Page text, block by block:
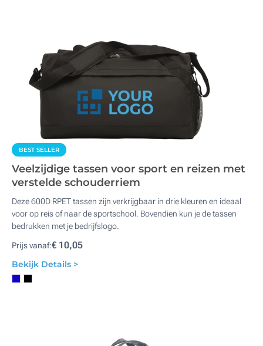
BEST SELLER
Veelzijdige tassen voor sport en reizen met
verstelde schouderriem
Deze 600D RPET tassen zijn verkrijgbaar in drie kleuren en ideaal
voor op reis of naar de sportschool. Bovendien kun je de tassen
bedrukken met je bedrijfslogo.
Prijs vanaf:€ 10,05
Bekijk Details >